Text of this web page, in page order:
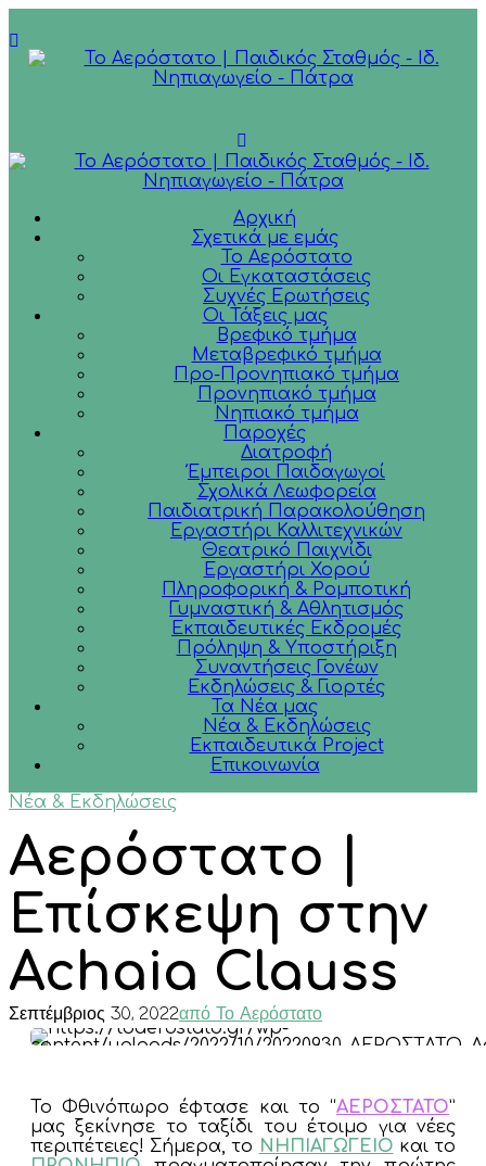
Αρχική
Σχετικά με εμάς
Το Αερόστατο
Οι Εγκαταστάσεις
Συχνές Ερωτήσεις
Οι Τάξεις μας
Βρεφικό τμήμα
Μεταβρεφικό τμήμα
Προ-Προνηπιακό τμήμα
Προνηπιακό τμήμα
Νηπιακό τμήμα
Παροχές
Διατροφή
Έμπειροι Παιδαγωγοί
Σχολικά Λεωφορεία
Παιδιατρική Παρακολούθηση
Εργαστήρι Καλλιτεχνικών
Θεατρικό Παιχνίδι
Εργαστήρι Χορού
Πληροφορική & Ρομποτική
Γυμναστική & Αθλητισμός
Εκπαιδευτικές Εκδρομές
Πρόληψη & Υποστήριξη
Συναντήσεις Γονέων
Εκδηλώσεις & Γιορτές
Τα Νέα μας
Νέα & Εκδηλώσεις
Εκπαιδευτικά Project
Επικοινωνία
Νέα & Εκδηλώσεις
Αερόστατο |
Επίσκεψη στην
Achaia Clauss
Σεπτέμβριος 30, 2022από Το Αερόστατο
Το Φθινόπωρο έφτασε και το “ΑΕΡΟΣΤΑΤΟ”
μας ξεκίνησε το ταξίδι του έτοιμο για νέες
περιπέτειες! Σήμερα, το ΝΗΠΙΑΓΩΓΕΙΟ και το